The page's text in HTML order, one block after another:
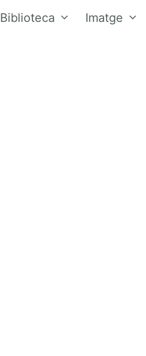
Biblioteca Imatge